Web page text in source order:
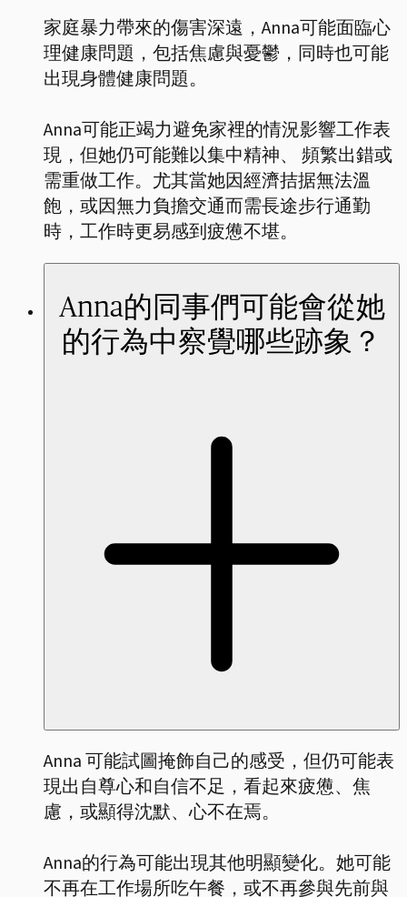
家庭暴力帶來的傷害深遠，Anna可能面臨心
理健康問題，包括焦慮與憂鬱，同時也可能
出現身體健康問題。
Anna可能正竭力避免家裡的情況影響工作表
現，但她仍可能難以集中精神、 頻繁出錯或
需重做工作。尤其當她因經濟拮据無法溫
飽，或因無力負擔交通而需長途步行通勤
時，工作時更易感到疲憊不堪。
Anna的同事們可能會從她
的行為中察覺哪些跡象？
Anna 可能試圖掩飾自己的感受，但仍可能表
現出自尊心和自信不足，看起來疲憊、焦
慮，或顯得沈默、心不在焉。
Anna的行為可能出現其他明顯變化。她可能
不再在工作場所吃午餐，或不再參與先前與